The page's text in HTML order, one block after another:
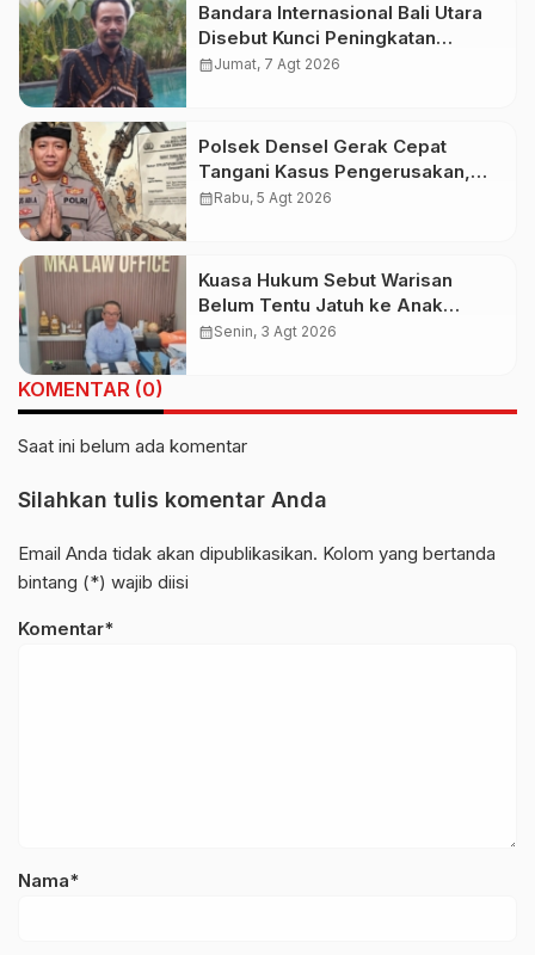
Bandara Internasional Bali Utara
Disebut Kunci Peningkatan
Pariwisata Indonesia Timur dan
calendar_monthJumat, 7 Agt 2026
Polsek Densel Gerak Cepat
Tangani Kasus Pengerusakan,
Kapolsek: Kami Sudah Koordinasi
calendar_monthRabu, 5 Agt 2026
Kuasa Hukum Sebut Warisan
Belum Tentu Jatuh ke Anak
Kandung, Jero Mangku “Merusak
calendar_monthSenin, 3 Agt 2026
KOMENTAR (0)
Saat ini belum ada komentar
Silahkan tulis komentar Anda
Email Anda tidak akan dipublikasikan. Kolom yang bertanda
bintang (*) wajib diisi
Komentar*
Nama*